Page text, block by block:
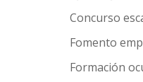
Concurso
Fomento
Formación